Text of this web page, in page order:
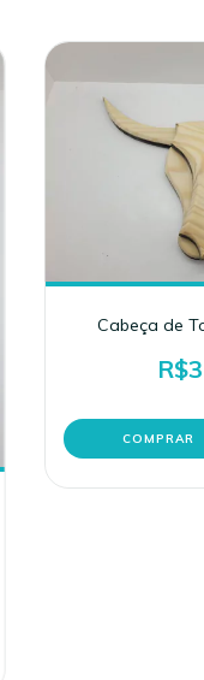
Cabeça de